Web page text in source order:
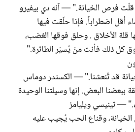
قلّت فرص الخيانة." — آنه دي بيفيرو
أقل اضطراباً. فإذا حلّقت فيها
قلة الأخلاق . وحلق فوقها الغضب،
كل ذلك فأنت منْ يُسيّر الطائرة."
قد تُنعشنا." — الكسندر دوماس
ببعضنا البعض. إنها وسيلتنا الوحيدة
." — تينيسي ويليامز
وقناع الحب يُجيب عليه